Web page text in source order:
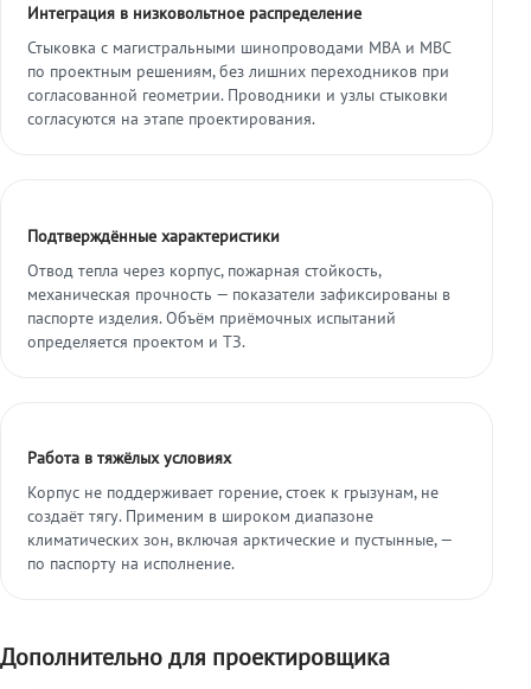
Интеграция в низковольтное распределение
Стыковка с магистральными шинопроводами МВА и МВС
по проектным решениям, без лишних переходников при
согласованной геометрии. Проводники и узлы стыковки
согласуются на этапе проектирования.
Подтверждённые характеристики
Отвод тепла через корпус, пожарная стойкость,
механическая прочность — показатели зафиксированы в
паспорте изделия. Объём приёмочных испытаний
определяется проектом и ТЗ.
Работа в тяжёлых условиях
Корпус не поддерживает горение, стоек к грызунам, не
создаёт тягу. Применим в широком диапазоне
климатических зон, включая арктические и пустынные, —
по паспорту на исполнение.
Дополнительно для проектировщика